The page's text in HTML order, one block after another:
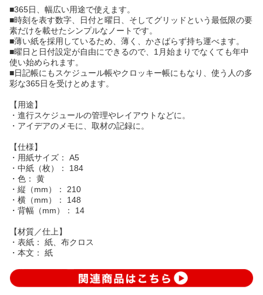
■365日、幅広い用途で使えます。
■時刻を表す数字、日付と曜日、そしてグリッドという最低限の要
素だけを載せたシンプルなノートです。
■薄い紙を採用しているため、薄く、かさばらず持ち運べます。
■曜日と日付設定が自由にできるので、1月始まりでなくても年中
使い始められます。
■日記帳にもスケジュール帳やクロッキー帳にもなり、使う人の多
彩な365日を受けとめます。
【用途】
・進行スケジュールの管理やレイアウトなどに。
・アイデアのメモに、取材の記録に。
【仕様】
・用紙サイズ： A5
・中紙（枚）： 184
・色： 黄
・縦（mm）： 210
・横（mm）： 148
・背幅（mm）： 14
【材質／仕上】
・表紙： 紙、布クロス
・本文： 紙